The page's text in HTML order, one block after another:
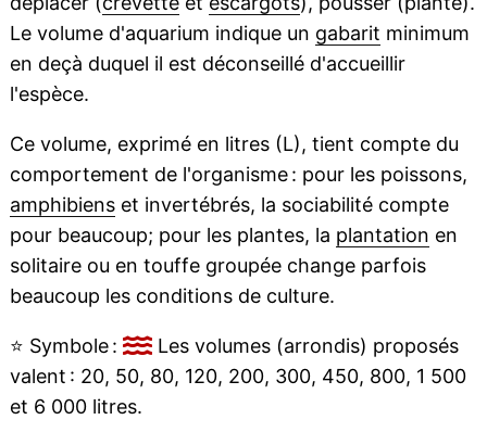
Le volume d'aquarium indique un gabarit minimum
en deçà duquel il est déconseillé d'accueillir
l'espèce.
Ce volume, exprimé en litres (L), tient compte du
comportement de l'organisme : pour les poissons,
amphibienset invertébrés, la sociabilité compte
pour beaucoup; pour les plantes, la plantation en
solitaire ou en touffe groupée change parfois
beaucoup les conditions de culture.
⭐ Symbole :
Les volumes (arrondis) proposés
valent : 20, 50, 80, 120, 200, 300, 450, 800, 1 500
et 6 000 litres.